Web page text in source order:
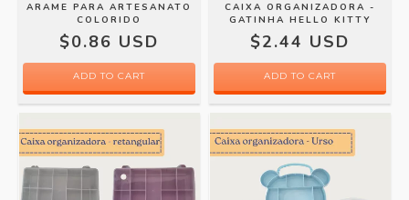
ARAME PARA ARTESANATO
COLORIDO
$0.86 USD
ADD TO CART
CAIXA ORGANIZADORA -
GATINHA HELLO KITTY
$2.44 USD
ADD TO CART